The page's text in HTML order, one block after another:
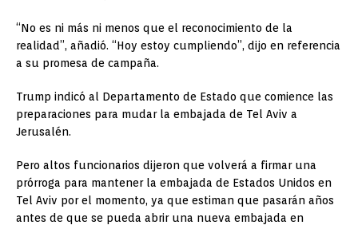
“No es ni más ni menos que el reconocimiento de la
realidad”, añadió. “Hoy estoy cumpliendo”, dijo en referencia
a su promesa de campaña.
Trump indicó al Departamento de Estado que comience las
preparaciones para mudar la embajada de Tel Aviv a
Jerusalén.
Pero altos funcionarios dijeron que volverá a firmar una
prórroga para mantener la embajada de Estados Unidos en
Tel Aviv por el momento, ya que estiman que pasarán años
antes de que se pueda abrir una nueva embajada en